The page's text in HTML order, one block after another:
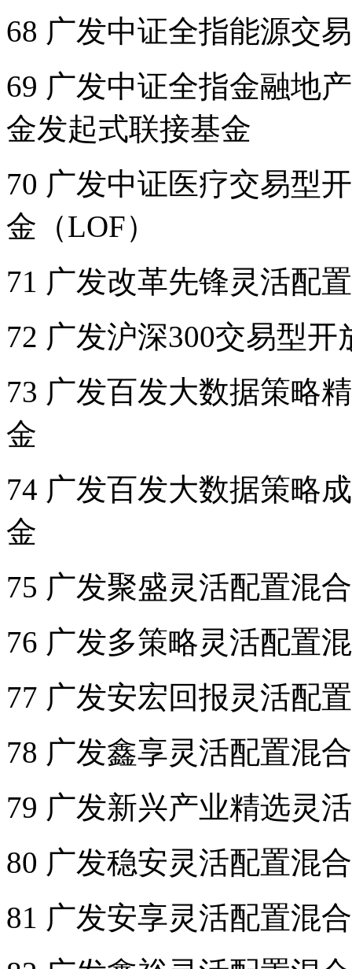
68 广发中证全指能源交
69 广发中证全指金融地
金发起式联接基金
70 广发中证医疗交易型
金（LOF）
71 广发改革先锋灵活配
72 广发沪深300交易型
73 广发百发大数据策略
金
74 广发百发大数据策略
金
75 广发聚盛灵活配置混
76 广发多策略灵活配置
77 广发安宏回报灵活配
78 广发鑫享灵活配置混
79 广发新兴产业精选灵
80 广发稳安灵活配置混
81 广发安享灵活配置混